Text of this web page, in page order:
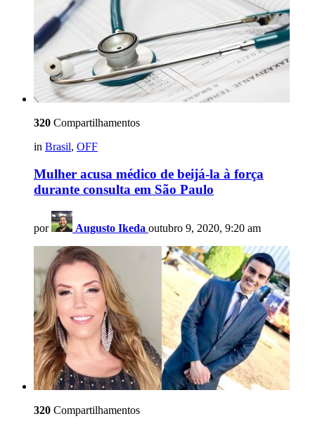
320 Compartilhamentos
in Brasil, OFF
Mulher acusa médico de beijá-la à força
durante consulta em São Paulo
por Augusto Ikeda outubro 9, 2020, 9:20 am
320 Compartilhamentos